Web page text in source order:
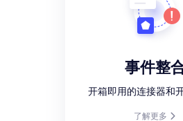
事件整
开箱即用的连接器和
了解更多